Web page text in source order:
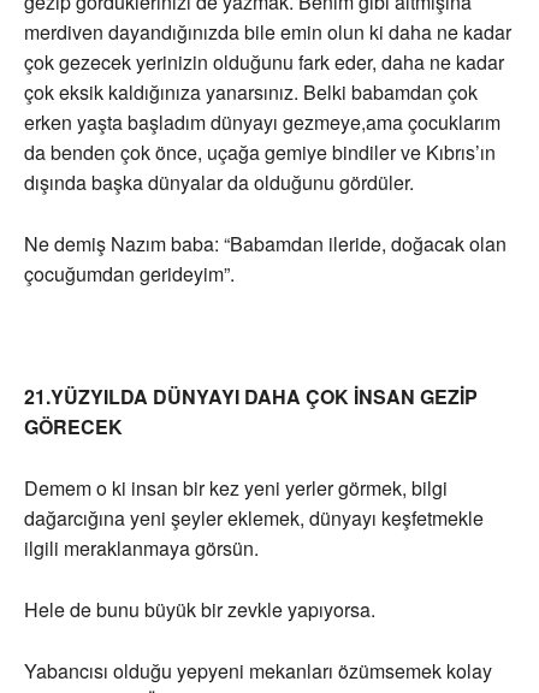
merdiven dayandığınızda bile emin olun ki daha ne kadar
çok gezecek yerinizin olduğunu fark eder, daha ne kadar
çok eksik kaldığınıza yanarsınız. Belki babamdan çok
erken yaşta başladım dünyayı gezmeye,ama çocuklarım
da benden çok önce, uçağa gemiye bindiler ve Kıbrıs’ın
dışında başka dünyalar da olduğunu gördüler.
Ne demiş Nazım baba: “Babamdan ileride, doğacak olan
çocuğumdan gerideyim”.
21.YÜZYILDA DÜNYAYI DAHA ÇOK İNSAN GEZİP
GÖRECEK
Demem o ki insan bir kez yeni yerler görmek, bilgi
dağarcığına yeni şeyler eklemek, dünyayı keşfetmekle
ilgili meraklanmaya görsün.
Hele de bunu büyük bir zevkle yapıyorsa.
Yabancısı olduğu yepyeni mekanları özümsemek kolay